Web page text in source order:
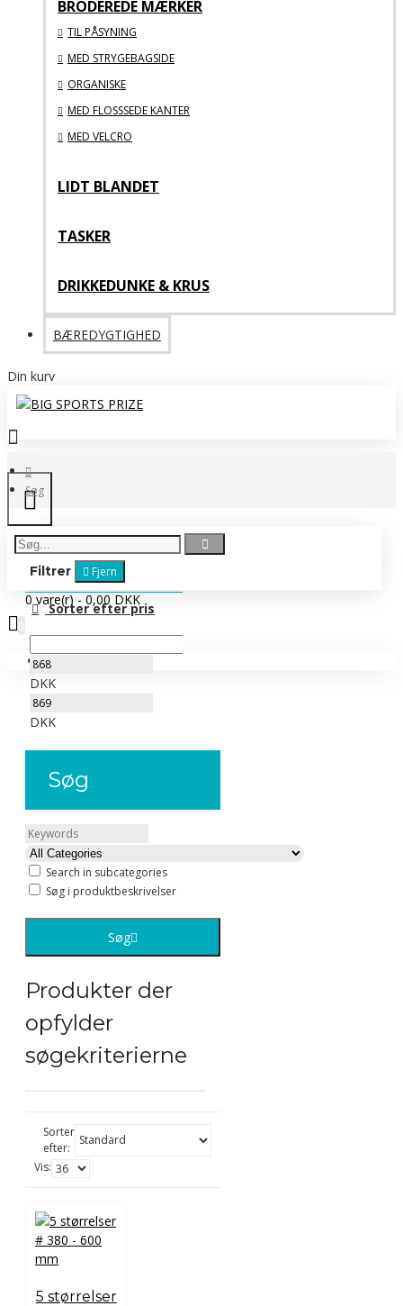
BRODEREDE MÆRKER
TIL PÅSYNING
MED STRYGEBAGSIDE
ORGANISKE
MED FLOSSSEDE KANTER
MED VELCRO
LIDT BLANDET
TASKER
DRIKKEDUNKE & KRUS
BÆREDYGTIGHED
Din kurv
0 vare(r) - 0,00 DKK
Ingen produkter
Søg
Filtrer Fjern
Sorter efter pris
DKK
DKK
Søg
Search in subcategories
Søg i produktbeskrivelser
Søg
Produkter der
opfylder
søgekriterierne
Sorter
efter:
Vis:
5 størrelser